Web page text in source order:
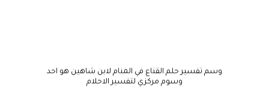
وسم تفسير حلم القناع في المنام لابن شاهين هو احد
وسوم مركزي لتفسير الاحلام